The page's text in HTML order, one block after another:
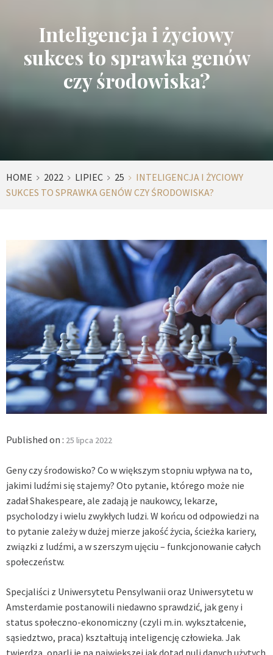
Inteligencja i życiowy
sukces to sprawka genów
czy środowiska?
HOME 2022 LIPIEC 25
INTELIGENCJA I ŻYCIOWY
SUKCES TO SPRAWKA GENÓW CZY ŚRODOWISKA?
Published on : 25 lipca 2022
Geny czy środowisko? Co w większym stopniu wpływa na to,
jakimi ludźmi się stajemy? Oto pytanie, którego może nie
zadał Shakespeare, ale zadają je naukowcy, lekarze,
psycholodzy i wielu zwykłych ludzi. W końcu od odpowiedzi na
to pytanie zależy w dużej mierze jakość życia, ścieżka kariery,
związki z ludźmi, a w szerszym ujęciu – funkcjonowanie całych
społeczeństw.
Specjaliści z Uniwersytetu Pensylwanii oraz Uniwersytetu w
Amsterdamie postanowili niedawno sprawdzić, jak geny i
status społeczno-ekonomiczny (czyli m.in. wykształcenie,
sąsiedztwo, praca) kształtują inteligencję człowieka. Jak